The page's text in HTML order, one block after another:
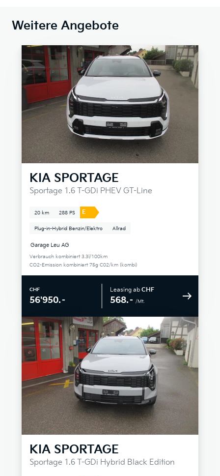
Weitere Angebote
KIA SPORTAGE
Sportage 1.6 T-GDi PHEV GT-Line
20 km 288 PS E
Plug-in-Hybrid Benzin/Elektro Allrad
Garage Leu AG
Verbrauch kombiniert 3.3l/100km
CO2-Emission kombiniert 75g C02/km (kombi)
CHF
56'950.–
Leasing ab CHF
568.– /Mt.
KIA SPORTAGE
Sportage 1.6 T-GDi Hybrid Black Edition